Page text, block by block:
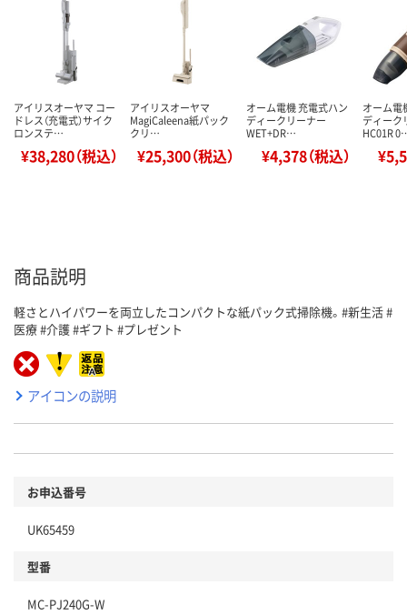
アイリスオーヤマ コー
ドレス（充電式）サイク
ロンステ…
¥38,280（税込）
アイリスオーヤマ
MagiCaleena紙パック
クリ…
¥25,300（税込）
オーム電機 充電式ハン
ディークリーナー
WET+DR…
¥4,378（税込）
オーム電
ディーク
HC01R
商品説明
軽さとハイパワーを両立したコンパクトな紙パック式掃除機。#新生活 #
医療 #介護 #ギフト #プレゼント
アイコンの説明
お申込番号
UK65459
型番
MC-PJ240G-W